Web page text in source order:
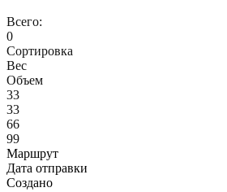
Всего:
0
Сортировка
Вес
Объем
33
33
66
99
Маршрут
Дата отправки
Создано